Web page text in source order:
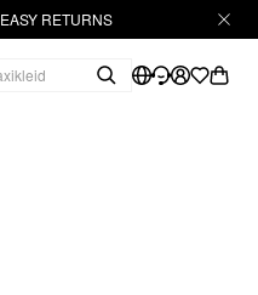
EASY RETURNS